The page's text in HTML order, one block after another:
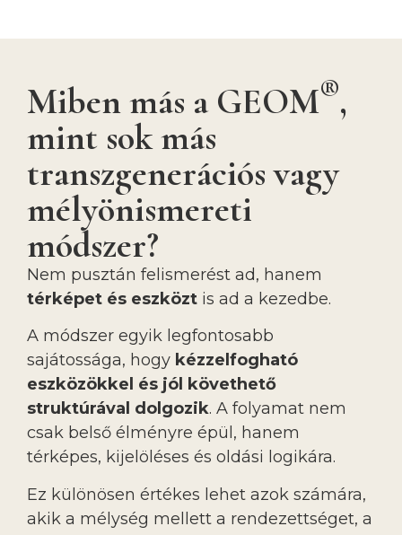
Miben más a GEOM®,
mint sok más
transzgenerációs vagy
mélyönismereti
módszer?
Nem pusztán felismerést ad, hanem
térképet és eszközt is ad a kezedbe.
A módszer egyik legfontosabb
sajátossága, hogy kézzelfogható
eszközökkel és jól követhető
struktúrával dolgozik. A folyamat nem
csak belső élményre épül, hanem
térképes, kijelöléses és oldási logikára.
Ez különösen értékes lehet azok számára,
akik a mélység mellett a rendezettséget, a